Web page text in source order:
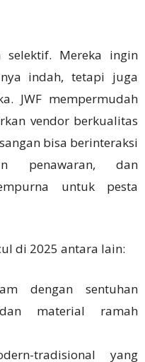
selektif. Mereka ingin
indah, tetapi juga
JWF mempermudah
vendor berkualitas
bisa berinteraksi
penawaran, dan
untuk pesta
di 2025 antara lain:
dengan sentuhan
material ramah
tradisional yang